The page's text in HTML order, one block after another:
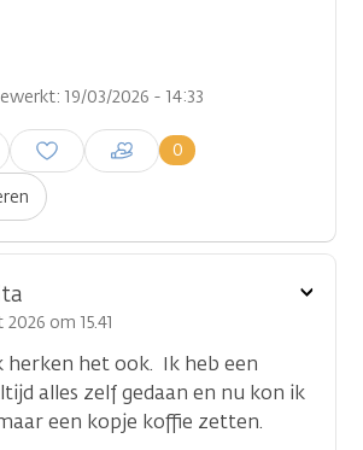
19/03/2026 - 14:33
0
om een reactie te
om 15.41
herken het ook. Ik heb een
alles zelf gedaan en nu kon ik
een kopje koffie zetten.
Toon